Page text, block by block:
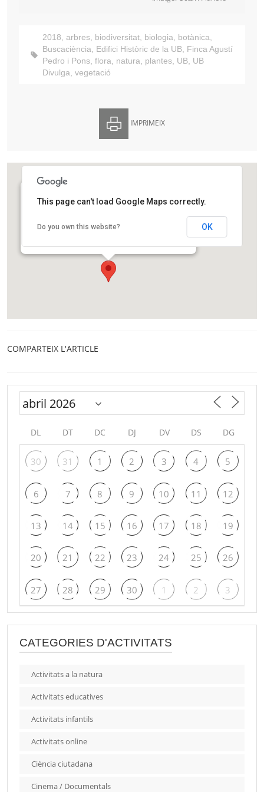
2018, arbres, biodiversitat, biologia, botànica,
Buscaciència, Edifici Històric de la UB, Finca Agustí
Pedro i Pons, flora, natura, plantes, UB, UB
Divulga, vegetació
IMPRIMEIX
Universitat de Barcelona)
Gran Via de les Corts Catalanes 585
This page can't load Google Maps correctly.
Do you own this website? OK
COMPARTEIX L'ARTICLE
DL DT DC DJ DV DS DG
30 31 1 2 3 4 5
6 7 8 9 10 11 12
13 14 15 16 17 18 19
20 21 22 23 24 25 26
27 28 29 30 1 2 3
CATEGORIES D'ACTIVITATS
Activitats a la natura
Activitats educatives
Activitats infantils
Activitats online
Ciència ciutadana
Cinema / Documentals